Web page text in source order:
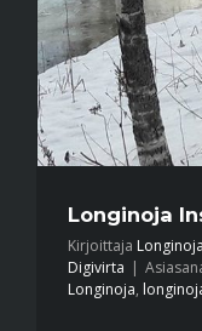
Longinoja
Kirjoittaja Longinoja
Digivirta
Longinoja,